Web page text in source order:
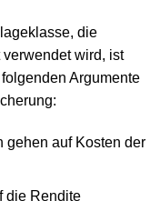
die
wird, ist
Argumente
gehen auf Kosten der
die Rendite